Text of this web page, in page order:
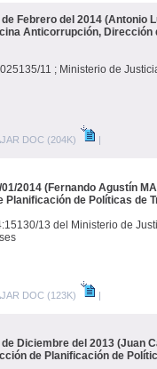
de Febrero del 2014 (Antonio
Anticorrupción, Dirección
11 ; Ministerio de
DOC (204K) |
2014 (Fernando Agustín
de Políticas de
13 del Ministerio de
DOC (123K) |
de Diciembre del 2013 (Juan
de Planificación de